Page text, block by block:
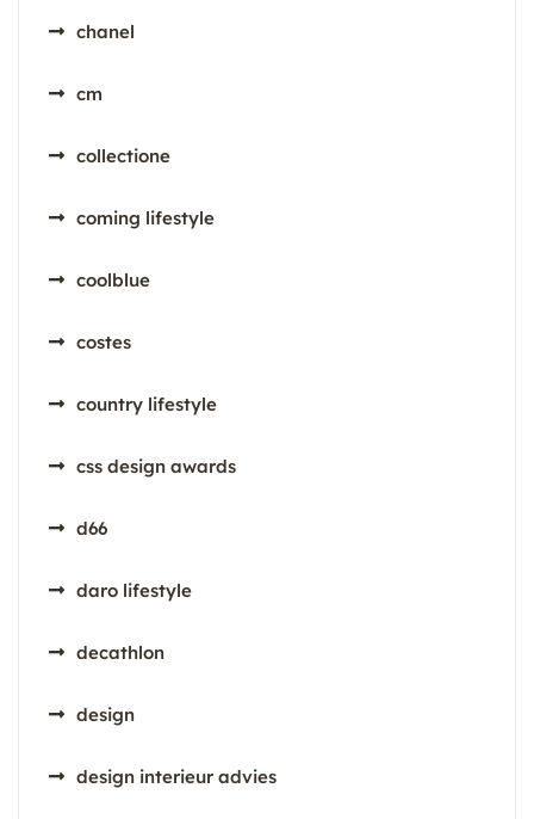
chanel
cm
collectione
coming lifestyle
coolblue
costes
country lifestyle
css design awards
d66
daro lifestyle
decathlon
design
design interieur advies